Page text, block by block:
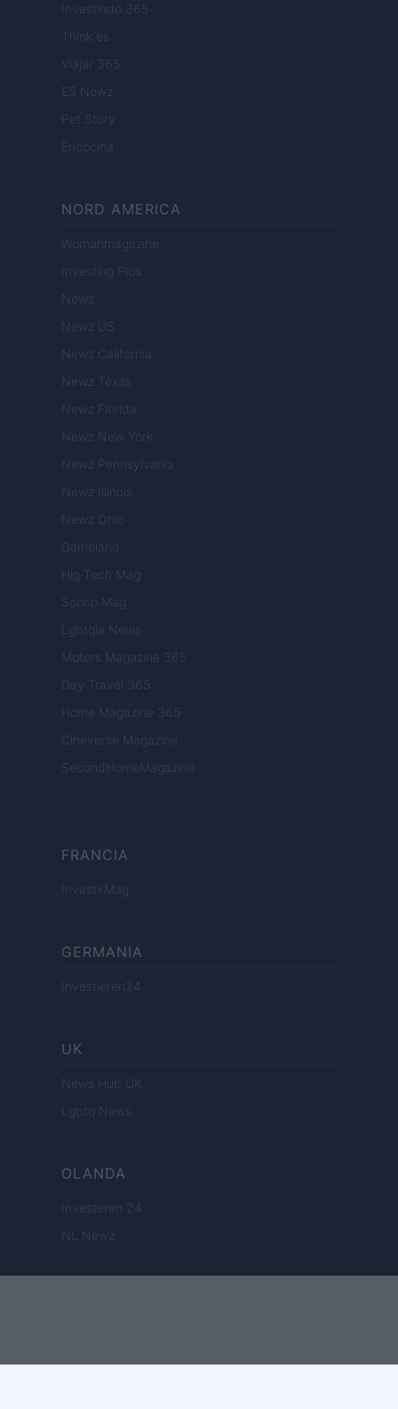
Investindo 365
Think.es
Viajar 365
ES Newz
Pet Story
Encocina
NORD AMERICA
Womanmagazine
Investing Plus
Newz
Newz US
Newz California
Newz Texas
Newz Florida
Newz New York
Newz Pennsylvania
Newz Illinois
Newz Ohio
Gameland
Hig Tech Mag
Scoop Mag
Lgbtqia News
Motors Magazine 365
Day Travel 365
Home Magazine 365
Cineverse Magazine
SecondHomeMagazine
FRANCIA
InvestirMag
GERMANIA
Investieren24
UK
News Hub UK
Lgbtq News
OLANDA
Investeren 24
NL Newz